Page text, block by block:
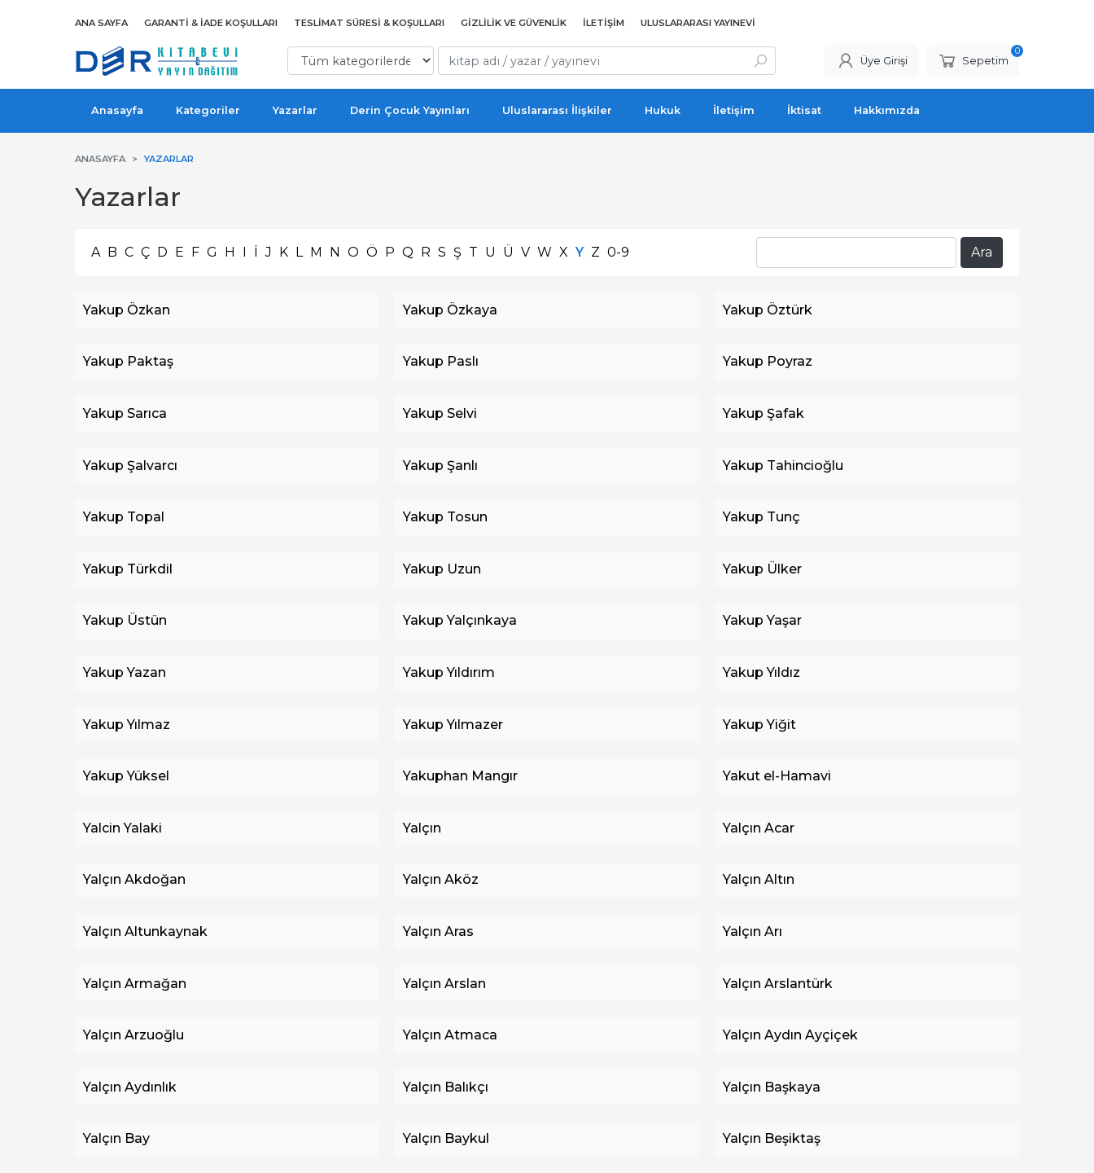
ANA SAYFA GARANTI & İADE KOŞULLARI TESLIMAT SÜRESI & KOŞULLARI GIZLILIK VE GÜVENLIK İLETIŞIM ULUSLARARASI YAYINEVI
Üye Girişi Sepetim
0
Anasayfa Kategoriler Yazarlar Derin Çocuk Yayınları Uluslararası İlişkiler Hukuk İletişim İktisat Hakkımızda
ANASAYFA YAZARLAR
Yazarlar
A B C Ç D E F G H I İ J K L M N O Ö P Q R S Ş T U Ü V W X Y Z 0-9
Yakup Özkan Yakup Özkaya Yakup Öztürk
Yakup Paktaş Yakup Paslı Yakup Poyraz
Yakup Sarıca Yakup Selvi Yakup Şafak
Yakup Şalvarcı Yakup Şanlı Yakup Tahincioğlu
Yakup Topal Yakup Tosun Yakup Tunç
Yakup Türkdil Yakup Uzun Yakup Ülker
Yakup Üstün Yakup Yalçınkaya Yakup Yaşar
Yakup Yazan Yakup Yıldırım Yakup Yıldız
Yakup Yılmaz Yakup Yılmazer Yakup Yiğit
Yakup Yüksel Yakuphan Mangır Yakut el-Hamavi
Yalcin Yalaki Yalçın Yalçın Acar
Yalçın Akdoğan Yalçın Aköz Yalçın Altın
Yalçın Altunkaynak Yalçın Aras Yalçın Arı
Yalçın Armağan Yalçın Arslan Yalçın Arslantürk
Yalçın Arzuoğlu Yalçın Atmaca Yalçın Aydın Ayçiçek
Yalçın Aydınlık Yalçın Balıkçı Yalçın Başkaya
Yalçın Bay Yalçın Baykul Yalçın Beşiktaş